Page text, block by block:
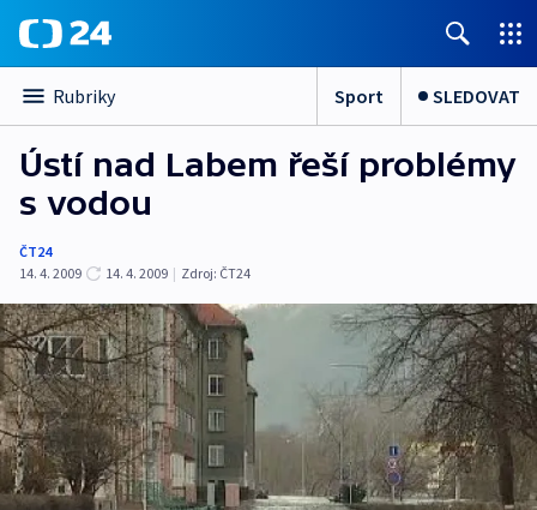
Rubriky Sport SLEDOVAT
Ústí nad Labem řeší problémy
s vodou
ČT24
14. 4. 2009
14. 4. 2009 | Zdroj: ČT24